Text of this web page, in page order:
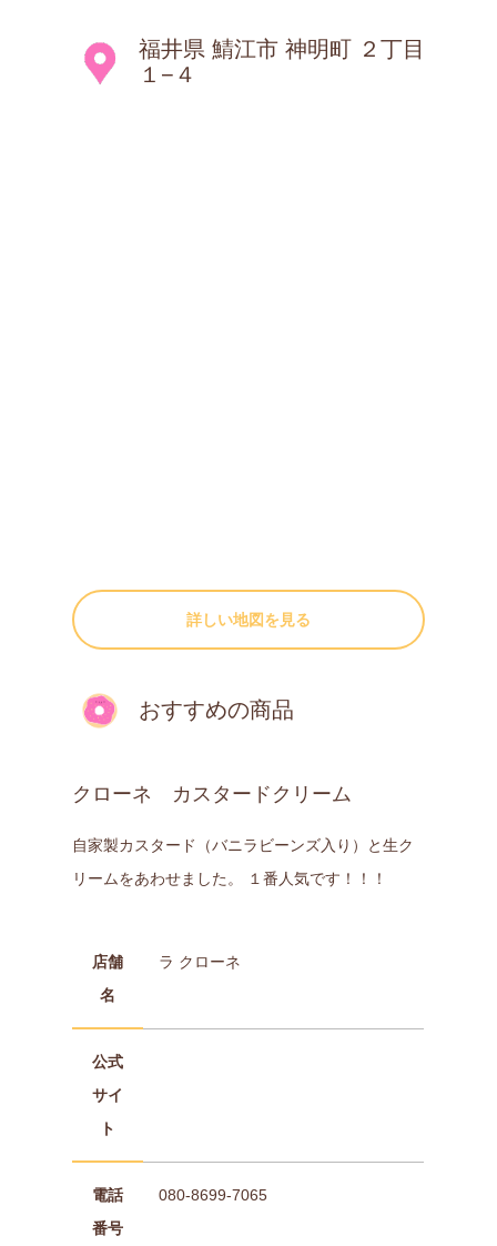
福井県 鯖江市 神明町 ２丁目
１−４
詳しい地図を見る
おすすめの商品
クローネ カスタードクリーム
自家製カスタード（バニラビーンズ入り）と生ク
リームをあわせました。 １番人気です！！！
店舗
名
ラ クローネ
公式
サイ
ト
電話
番号
080-8699-7065